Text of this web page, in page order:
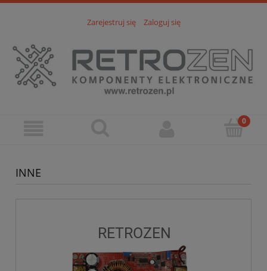
Zarejestruj się Zaloguj się
INNE